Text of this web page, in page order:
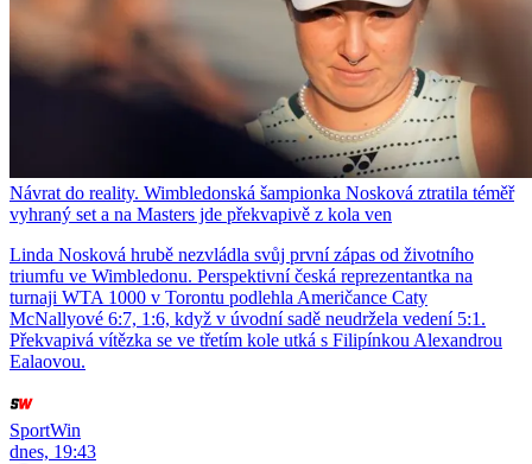
Návrat do reality. Wimbledonská šampionka Nosková ztratila téměř
vyhraný set a na Masters jde překvapivě z kola ven
Linda Nosková hrubě nezvládla svůj první zápas od životního
triumfu ve Wimbledonu. Perspektivní česká reprezentantka na
turnaji WTA 1000 v Torontu podlehla Američance Caty
McNallyové 6:7, 1:6, když v úvodní sadě neudržela vedení 5:1.
Překvapivá vítězka se ve třetím kole utká s Filipínkou Alexandrou
Ealaovou.
SportWin
dnes, 19:43